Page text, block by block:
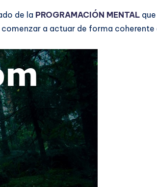
de la PROGRAMACIÓN MENTAL
a actuar de forma coherente